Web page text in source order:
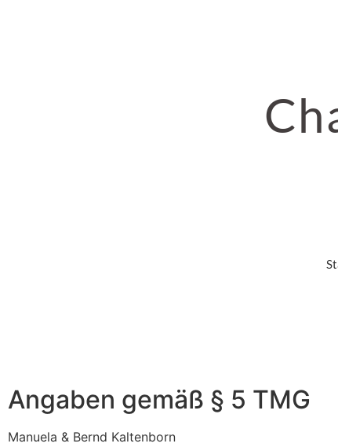
Angaben gemäß § 5 TMG
Manuela & Bernd Kaltenborn